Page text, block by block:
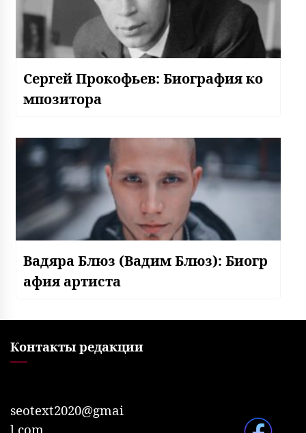
Сергей Прокофьев: Биография ко
мпозитора
Вадяра Блюз (Вадим Блюз): Биогр
афия артиста
Контакты редакции
seotext2020@gmai
l.com